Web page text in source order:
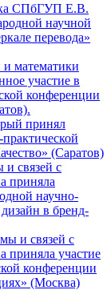
СПбГУП Е.В.
научной
перевода»
принял
(Саратов)
и связей с
участие
конференции
(Москва)